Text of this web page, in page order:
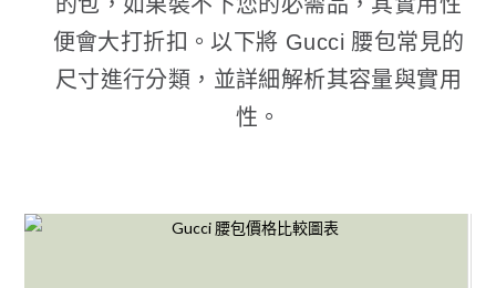
便會大打折扣。以下將 Gucci 腰包常見的
尺寸進行分類，並詳細解析其容量與實用
性。